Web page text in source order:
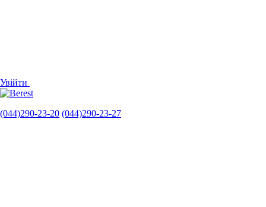
Увійти
(044)290-23-20 (044)290-23-27